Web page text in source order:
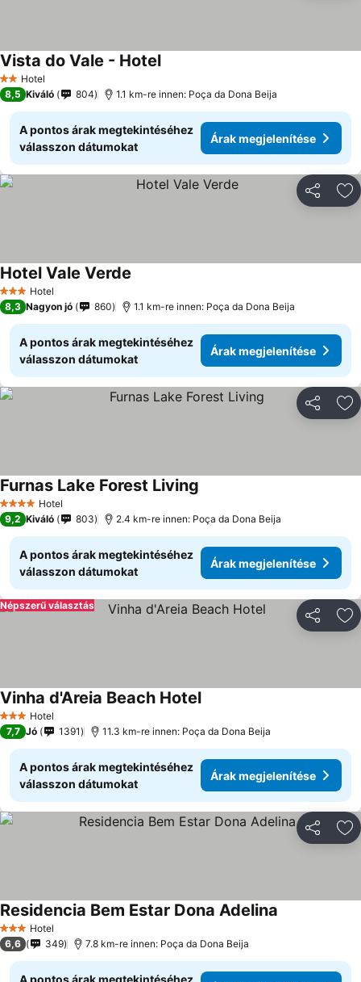
2 Kategória
Hotel
Vista do Vale - Hotel
8,5 Kiváló 804 1.1 km-re innen: Poça da Dona Beija
A pontos árak megtekintéséhez
válasszon dátumokat
Árak megjelenítése
3 Kategória
Hotel
Hotel Vale Verde
8,3 Nagyon jó 860 1.1 km-re innen: Poça da Dona Beija
A pontos árak megtekintéséhez
válasszon dátumokat
Árak megjelenítése
4 KategóriaHotel
Furnas Lake Forest Living
9,2 Kiváló 803 2.4 km-re innen: Poça da Dona Beija
A pontos árak megtekintéséhez
válasszon dátumokat
Árak megjelenítése
Népszerű választás
3 Kategória
Hotel
Vinha d'Areia Beach Hotel
7,7 Jó 1391 11.3 km-re innen: Poça da Dona Beija
A pontos árak megtekintéséhez
válasszon dátumokat
Árak megjelenítése
3 Kategória
Hotel
Residencia Bem Estar Dona Adelina
6,6 349 7.8 km-re innen: Poça da Dona Beija
A pontos árak megtekintéséhez